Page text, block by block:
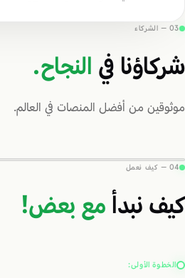
03 — الشركاء
شركاؤنا في النجاح.
موثوقين من أفضل المنصات في العالم.
04 — كيف نعمل
كيف نبدأ مع بعض!
الخطوة الأولى: